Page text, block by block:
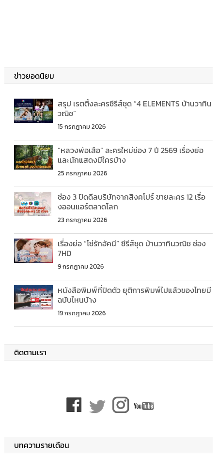
ข่าวยอดนิยม
สรุป เรตติ้งละครซีรีส์ชุด “4 ELEMENTS บ้านวาทิน
วณิช”
15 กรกฎาคม 2026
“หลวงพ่อเสือ” ละครใหม่ช่อง 7 ปี 2569 เรื่องย่อ
และนักแสดงมีใครบ้าง
25 กรกฎาคม 2026
ช่อง 3 ปิดดีลบริษัทจากสิงคโปร์ ขายละคร 12 เรื่อ
งออนแอร์ตลาดโลก
23 กรกฎาคม 2026
เรื่องย่อ “โซ่รักอัคนี” ซีรีส์ชุด บ้านวาทินวณิช ช่อง
7HD
9 กรกฎาคม 2026
หนังสือพิมพ์ที่ปิดตัว ยุติการพิมพ์ไปแล้วของไทยมี
ฉบับไหนบ้าง
19 กรกฎาคม 2026
ติดตามเรา
บทความรายเดือน